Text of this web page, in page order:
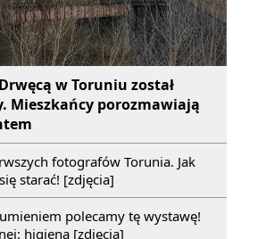
w Toruniu został
Mieszkańcy porozmawiają
fotografów Torunia. Jak
starać! [zdjęcia]
polecamy tę wystawę!
higiena [zdjęcia]